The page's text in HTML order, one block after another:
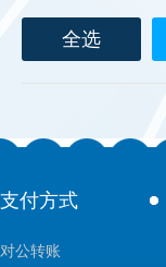
全选
支付方式
对公转账